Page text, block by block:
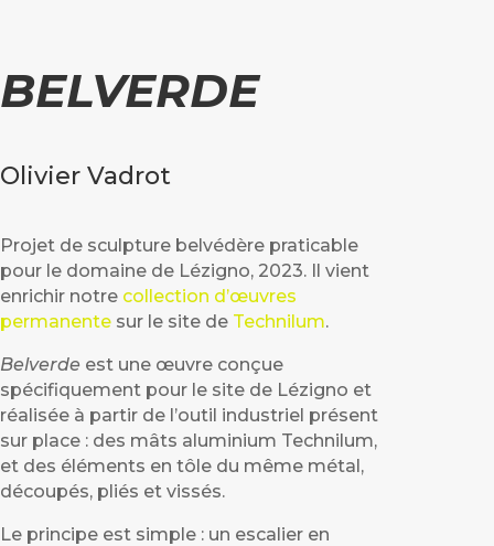
BELVERDE
Olivier Vadrot
Projet de sculpture belvédère praticable
pour le domaine de Lézigno, 2023. Il vient
enrichir notre collection d’œuvres
permanente sur le site de Technilum.
Belverde est une œuvre conçue
spécifiquement pour le site de Lézigno et
réalisée à partir de l’outil industriel présent
sur place : des mâts aluminium Technilum,
et des éléments en tôle du même métal,
découpés, pliés et vissés.
Le principe est simple : un escalier en